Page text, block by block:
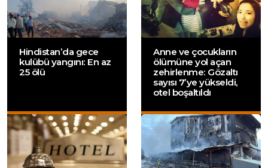
Hindistan’da gece
kulübü yangını: En az
25 ölü
Anne ve çocukların
ölümüne yol açan
zehirlenme: Gözaltı
sayısı 7’ye yükseldi,
otel boşaltıldı